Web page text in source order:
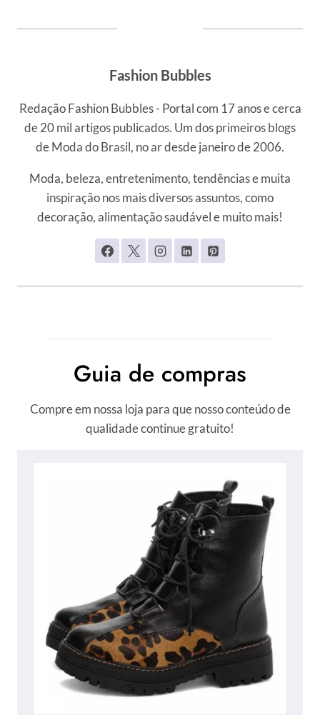
Fashion Bubbles
Redação Fashion Bubbles - Portal com 17 anos e cerca
de 20 mil artigos publicados. Um dos primeiros blogs
de Moda do Brasil, no ar desde janeiro de 2006.
Moda, beleza, entretenimento, tendências e muita
inspiração nos mais diversos assuntos, como
decoração, alimentação saudável e muito mais!
Guia de compras
Compre em nossa loja para que nosso conteúdo de
qualidade continue gratuito!